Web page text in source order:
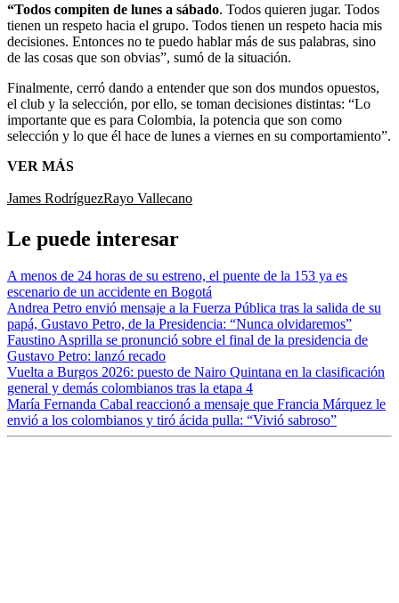
“Todos compiten de lunes a sábado. Todos quieren jugar. Todos
tienen un respeto hacia el grupo. Todos tienen un respeto hacia mis
decisiones. Entonces no te puedo hablar más de sus palabras, sino
de las cosas que son obvias”, sumó de la situación.
Finalmente, cerró dando a entender que son dos mundos opuestos,
el club y la selección, por ello, se toman decisiones distintas: “Lo
importante que es para Colombia, la potencia que son como
selección y lo que él hace de lunes a viernes en su comportamiento”.
VER MÁS
James RodríguezRayo Vallecano
Le puede interesar
A menos de 24 horas de su estreno, el puente de la 153 ya es
escenario de un accidente en Bogotá
Andrea Petro envió mensaje a la Fuerza Pública tras la salida de su
papá, Gustavo Petro, de la Presidencia: “Nunca olvidaremos”
Faustino Asprilla se pronunció sobre el final de la presidencia de
Gustavo Petro: lanzó recado
Vuelta a Burgos 2026: puesto de Nairo Quintana en la clasificación
general y demás colombianos tras la etapa 4
María Fernanda Cabal reaccionó a mensaje que Francia Márquez le
envió a los colombianos y tiró ácida pulla: “Vivió sabroso”